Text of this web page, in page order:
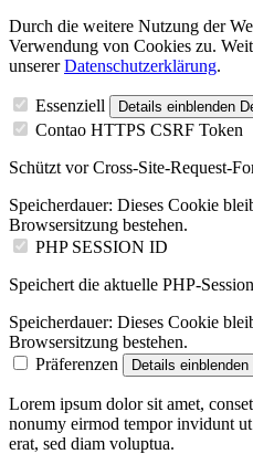
Durch die weitere Nutzung der
Verwendung von Cookies zu.
unsererDatenschutzerklärung.
Essenziell Details einblenden
Contao HTTPS CSRF Token
Schützt vor Cross-Site-Request-
Speicherdauer: Dieses Cookie
Browsersitzung bestehen.
PHP SESSION ID
Speichert die aktuelle PHP-
Speicherdauer: Dieses Cookie
Browsersitzung bestehen.
Präferenzen
Details einblenden
Lorem ipsum dolor sit amet,
nonumy eirmod tempor invidunt
erat, sed diam voluptua.